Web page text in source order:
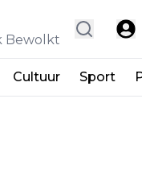
Bewolkt
Cultuur Sport